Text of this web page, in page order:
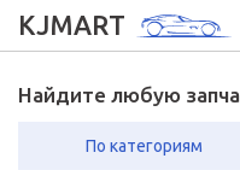
KJMART
Найдите любую
По категориям